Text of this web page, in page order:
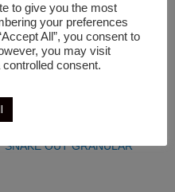
SNAKE OUT GRANULAR
to give you the most
your preferences
All”, you consent to
you may visit
consent.